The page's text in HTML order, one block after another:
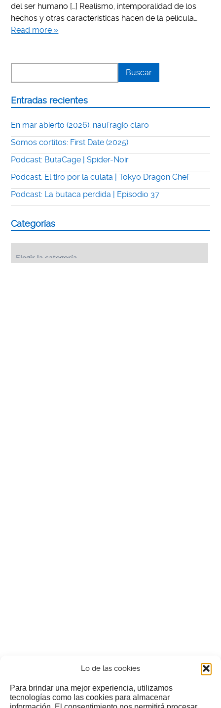
Lo de las cookies
Para brindar una mejor experiencia, utilizamos
tecnologías como las cookies para almacenar
del ser humano […] Realismo, intemporalidad de los
hechos y otras características hacen de la película…
Read more »
Entradas recientes
En mar abierto (2026): naufragio claro
Somos cortitos: First Date (2025)
Podcast: ButaCage | Spider-Noir
Podcast: El tiro por la culata | Tokyo Dragon Chef
Podcast: La butaca perdida | Episodio 37
Categorías